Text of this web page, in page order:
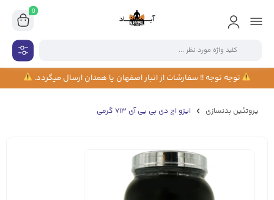
0
توجه توجه !! سفارشات از انبار اصفهان یا همدان ارسال میگردد.
پروتئین بدنسازی ایزو اچ دی بی پی آی 713 گرمی